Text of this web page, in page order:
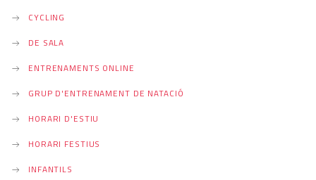
CYCLING
DE SALA
ENTRENAMENTS ONLINE
GRUP D'ENTRENAMENT DE NATACIÓ
HORARI D'ESTIU
HORARI FESTIUS
INFANTILS